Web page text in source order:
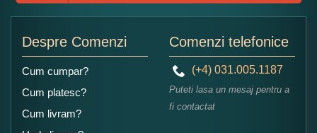
Despre Comenzi
Cum cumpar?
Cum platesc?
Cum livram?
Comenzi telefonice
(+4) 031.005.1187
Puteti lasa un mesaj pentru a
fi contactat